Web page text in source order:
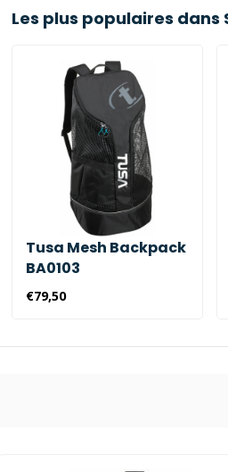
Les plus populaires dans
Tusa Mesh Backpack
BA0103
€79,50